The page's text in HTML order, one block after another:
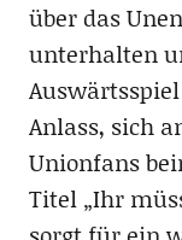
über das
unterhalten
Anlass, sich
Unionfans
Titel „Ihr